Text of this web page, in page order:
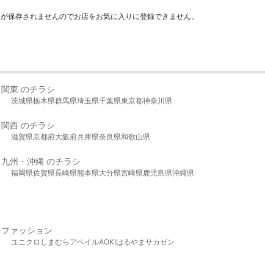
存されませんのでお店をお気に入りに登録できません。
関東 のチラシ
茨城県栃木県群馬県埼玉県千葉県東京都神奈川県
関西 のチラシ
滋賀県京都府大阪府兵庫県奈良県和歌山県
九州・沖縄 のチラシ
福岡県佐賀県長崎県熊本県大分県宮崎県鹿児島県沖縄県
ファッション
ユニクロ しまむら アベイルAOKIはるやま サカゼン